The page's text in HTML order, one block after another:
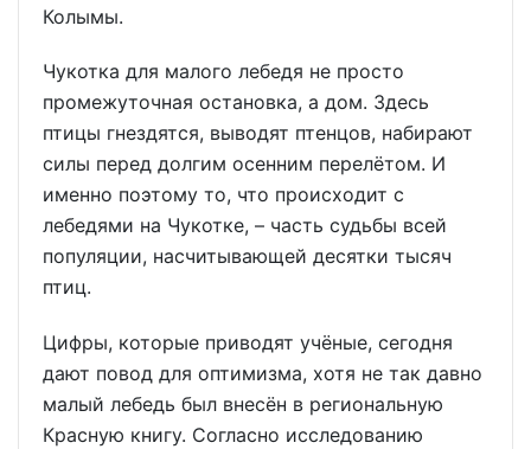
Колымы.
Чукотка для малого лебедя не просто
промежуточная остановка, а дом. Здесь
птицы гнездятся, выводят птенцов, набирают
силы перед долгим осенним перелётом. И
именно поэтому то, что происходит с
лебедями на Чукотке, – часть судьбы всей
популяции, насчитывающей десятки тысяч
птиц.
Цифры, которые приводят учёные, сегодня
дают повод для оптимизма, хотя не так давно
малый лебедь был внесён в региональную
Красную книгу. Согласно исследованию